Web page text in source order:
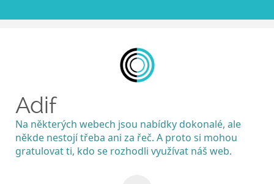
Adif
Na některých webech jsou nabídky dokonalé, ale
někde nestojí třeba ani za řeč. A proto si mohou
gratulovat ti, kdo se rozhodli využívat náš web.